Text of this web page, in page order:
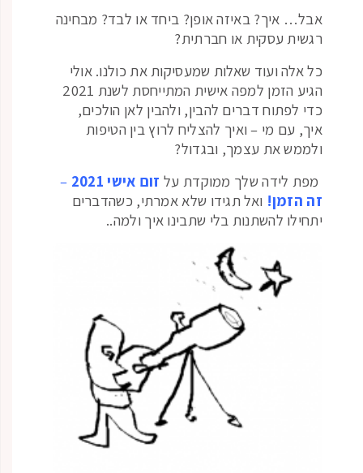
אבל… איך? באיזה אופן? ביחד או לבד? מבחינה
רגשית עסקית או חברתית?
כל אלה ועוד שאלות שמעסיקות את כולנו. אולי
הגיע הזמן למפה אישית המתייחסת לשנת 2021
כדי לפתוח דברים להבין, ולהבין לאן הולכים,
איך, עם מי – ואיך להצליח לרוץ בין הטיפות
ולממש את עצמך, ובגדול?
מפת לידה שלך ממוקדת על זום אישי 2021
–
זה הזמן! ואל תגידו שלא אמרתי, כשהדברים
יתחילו להשתנות בלי שתבינו איך ולמה..